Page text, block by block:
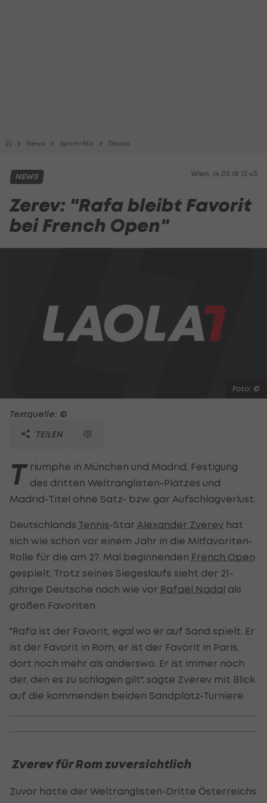
News Sport-Mix Tennis
Wien, 14.05.18 13:45
NEWS
Zerev: "Rafa bleibt Favorit
bei French Open"
Foto: ©
Textquelle: ©
TEILEN
T riumphe in München und Madrid, Festigung
des dritten Weltranglisten-Platzes und
Madrid-Titel ohne Satz- bzw. gar Aufschlagverlust.
Deutschlands Tennis-Star Alexander Zverev hat
sich wie schon vor einem Jahr in die Mitfavoriten-
Rolle für die am 27. Mai beginnenden French Open
gespielt. Trotz seines Siegeslaufs sieht der 21-
jährige Deutsche nach wie vor Rafael Nadal als
großen Favoriten.
"Rafa ist der Favorit, egal wo er auf Sand spielt. Er
ist der Favorit in Rom, er ist der Favorit in Paris,
dort noch mehr als anderswo. Er ist immer noch
der, den es zu schlagen gilt", sagte Zverev mit Blick
auf die kommenden beiden Sandplatz-Turniere.
Zverev für Rom zuversichtlich
Zuvor hatte der Weltranglisten-Dritte Österreichs